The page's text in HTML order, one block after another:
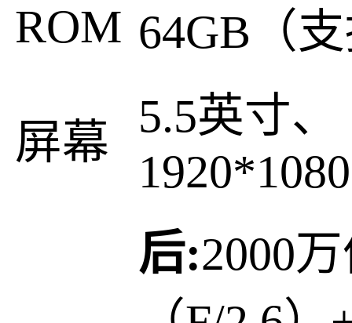
ROM 64GB（
屏幕
5.5英寸、
1920*1080
后:2000